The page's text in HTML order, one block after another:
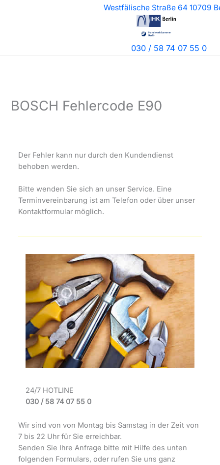
Westfälische Straße 64 10709
030 / 58 74 07 55 0
BOSCH Fehlercode E90
Der Fehler kann nur durch den Kundendienst
behoben werden.
Bitte wenden Sie sich an unser Service. Eine
Terminvereinbarung ist am Telefon oder über unser
Kontaktformular möglich.
24/7 HOTLINE
030 / 58 74 07 55 0
Wir sind von von Montag bis Samstag in der Zeit von
7 bis 22 Uhr für Sie erreichbar.
Senden Sie Ihre Anfrage bitte mit Hilfe des unten
folgenden Formulars, oder rufen Sie uns ganz